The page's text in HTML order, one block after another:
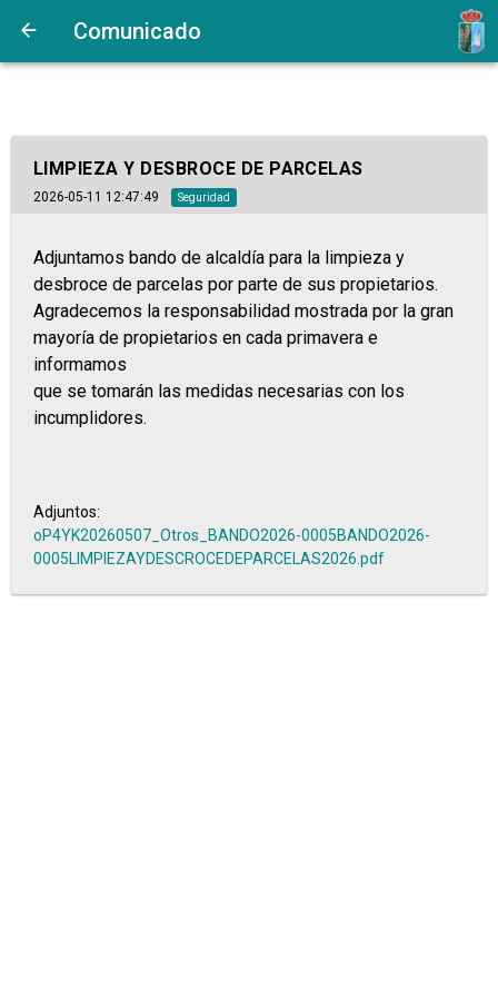
Comunicado
LIMPIEZA Y DESBROCE DE PARCELAS
2026-05-11 12:47:49 Seguridad
Adjuntamos bando de alcaldía para la limpieza y
desbroce de parcelas por parte de sus propietarios.
Agradecemos la responsabilidad mostrada por la gran
mayoría de propietarios en cada primavera e
informamos
que se tomarán las medidas necesarias con los
incumplidores.
Adjuntos:
oP4YK20260507_Otros_BANDO2026-0005BANDO2026-
0005LIMPIEZAYDESCROCEDEPARCELAS2026.pdf